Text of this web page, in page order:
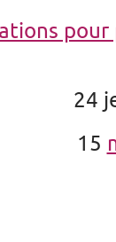
pour
24
15